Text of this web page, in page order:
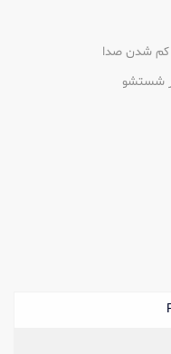
کم شدن صدا
شستشو